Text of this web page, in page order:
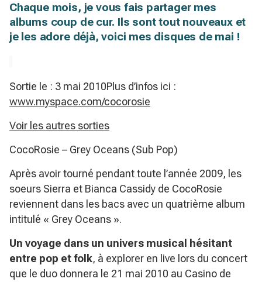
Chaque mois, je vous fais partager mes
albums coup de cur. Ils sont tout nouveaux et
je les adore déjà, voici mes disques de mai !
Sortie le : 3 mai 2010Plus d’infos ici :
www.myspace.com/cocorosie
Voir les autres sorties
CocoRosie – Grey Oceans (Sub Pop)
Après avoir tourné pendant toute l’année 2009, les
soeurs Sierra et Bianca Cassidy de CocoRosie
reviennent dans les bacs avec un quatrième album
intitulé « Grey Oceans ».
Un voyage dans un univers musical hésitant
entre pop et folk, à explorer en live lors du concert
que le duo donnera le 21 mai 2010 au Casino de